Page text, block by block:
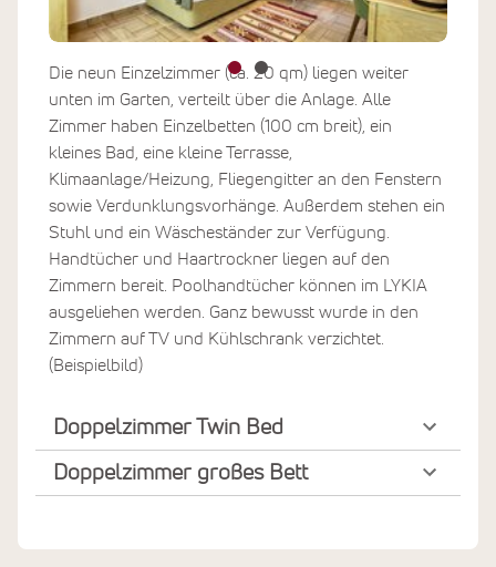
Die neun Einzelzimmer (ca. 20 qm) liegen weiter
unten im Garten, verteilt über die Anlage. Alle
Zimmer haben Einzelbetten (100 cm breit), ein
kleines Bad, eine kleine Terrasse,
Klimaanlage/Heizung, Fliegengitter an den Fenstern
sowie Verdunklungsvorhänge. Außerdem stehen ein
Stuhl und ein Wäscheständer zur Verfügung.
Handtücher und Haartrockner liegen auf den
Zimmern bereit. Poolhandtücher können im LYKIA
ausgeliehen werden. Ganz bewusst wurde in den
Zimmern auf TV und Kühlschrank verzichtet.
(Beispielbild)
Doppelzimmer Twin Bed
Doppelzimmer großes Bett